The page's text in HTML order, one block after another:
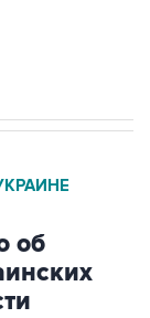
об